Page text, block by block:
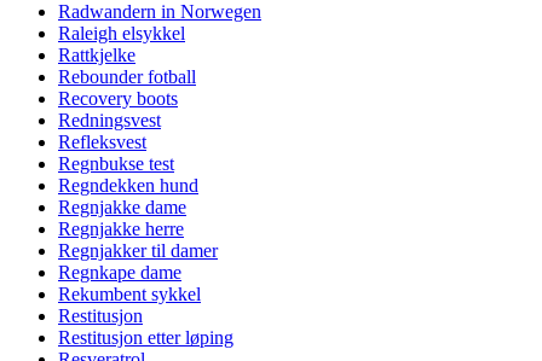
Radwandern in Norwegen
Raleigh elsykkel
Rattkjelke
Rebounder fotball
Recovery boots
Redningsvest
Refleksvest
Regnbukse test
Regndekken hund
Regnjakke dame
Regnjakke herre
Regnjakker til damer
Regnkape dame
Rekumbent sykkel
Restitusjon
Restitusjon etter løping